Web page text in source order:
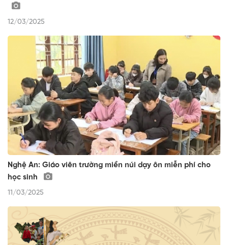
12/03/2025
Nghệ An: Giáo viên trường miền núi dạy ôn miễn phí cho
học sinh
11/03/2025